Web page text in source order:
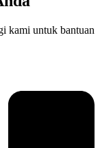
kami untuk bantuan